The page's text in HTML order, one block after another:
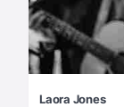
Laora Jones